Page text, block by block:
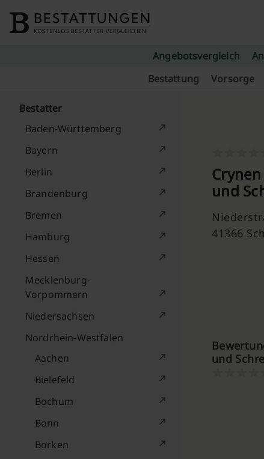
Angebotsvergleich
Bestattung
Vorsorge
Bestatter
Baden-Württemberg
Bayern
Berlin
Brandenburg
Bremen
Hamburg
Hessen
Mecklenburg-
Vorpommern
Niedersachsen
Nordrhein-Westfalen
Aachen
Bielefeld
Bochum
Bonn
Borken
und
41366
und